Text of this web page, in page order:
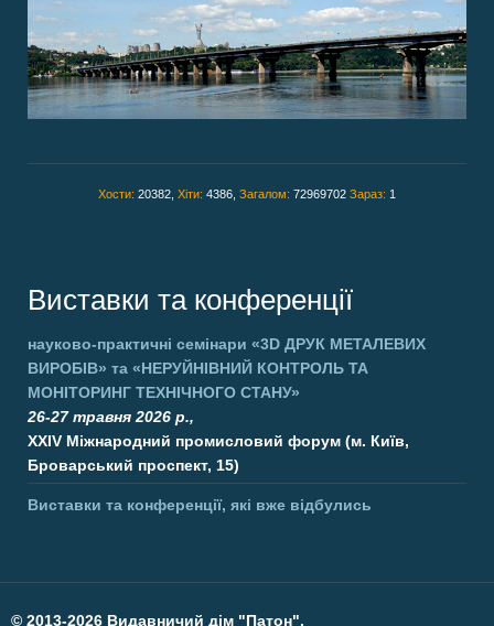
Хости: 20382, Хіти: 4386, Загалом: 72969702 Зараз: 1
Виставки та конференції
науково-практичні семінари «3D ДРУК МЕТАЛЕВИХ
ВИРОБІВ» та «НЕРУЙНІВНИЙ КОНТРОЛЬ ТА
МОНІТОРИНГ ТЕХНІЧНОГО СТАНУ»
26-27 травня 2026 р.,
XXIV Міжнародний промисловий форум (м. Київ,
Броварський проспект, 15)
Виставки та конференції, які вже відбулись
© 2013-2026 Видавничий дім "Патон".